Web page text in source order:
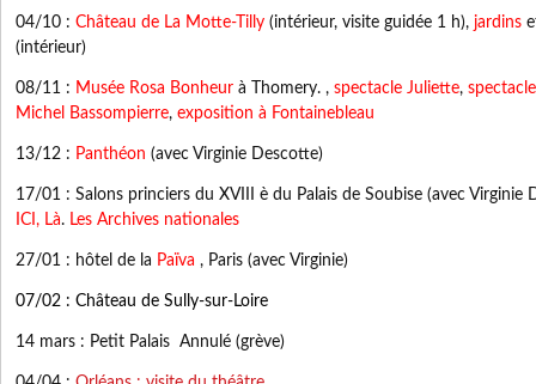
04/10 : Château de La Motte-Tilly (intérieur, visite guidée 1 h), jardins
(intérieur)
08/11 : Musée Rosa Bonheur à Thomery. , spectacle Juliette,
Michel Bassompierre, exposition à Fontainebleau
13/12 : Panthéon (avec Virginie Descotte)
17/01 : Salons princiers du XVIII è du Palais de Soubise (avec
ICI , Là. Les Archives nationales
27/01 : hôtel de la Païva , Paris (avec Virginie)
07/02 : Château de Sully-sur-Loire
14 mars : Petit Palais Annulé (grève)